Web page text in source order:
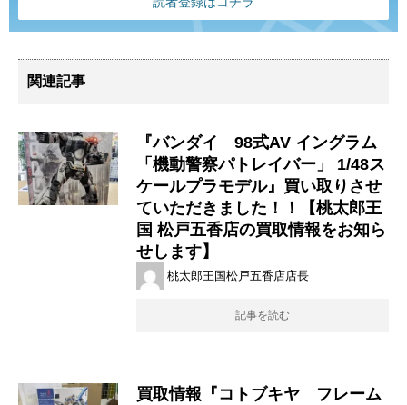
関連記事
『バンダイ 98式AV イングラム
「機動警察パトレイバー」 1/48ス
ケールプラモデル』買い取りさせ
ていただきました！！【桃太郎王
国 松戸五香店の買取情報をお知ら
せします】
桃太郎王国松戸五香店店長
記事を読む
買取情報『コトブキヤ フレーム